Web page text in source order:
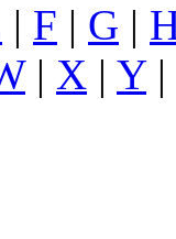
| F | G |
| X | Y|